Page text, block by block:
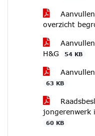
overzicht
H&G
54 KB
63 KB
jongerenwerk
60 KB